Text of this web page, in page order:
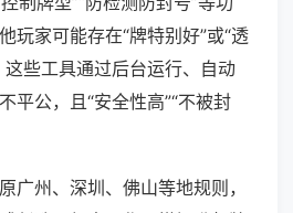
玩家可能存在“牌特别好”或“透
这些工具通过后台运行、自动
平公，且“安全性高”“不被封
广州、深圳、佛山等地规则，